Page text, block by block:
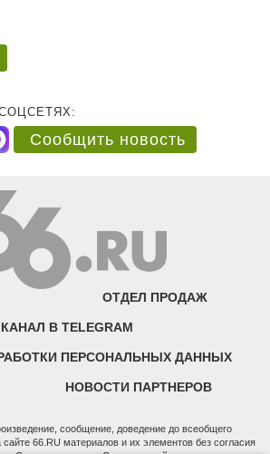
Сообщить новость
ОТДЕЛ ПРОДАЖ
КАНАЛ В TELEGRAM
ПЕРСОНАЛЬНЫХ ДАННЫХ
НОВОСТИ ПАРТНЕРОВ
сообщение, доведение до всеобщего
66.RU материалов и их элементов без согласия